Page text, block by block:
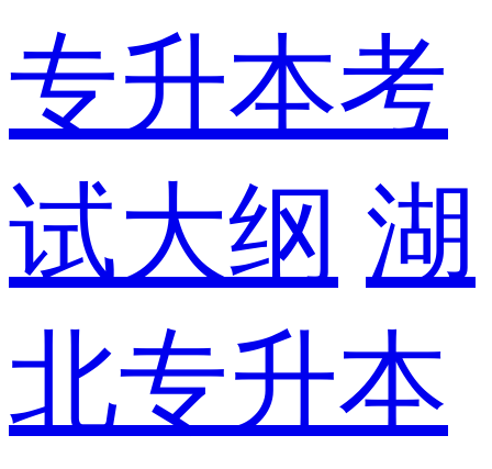
专升本考
试大纲 湖
北专升本